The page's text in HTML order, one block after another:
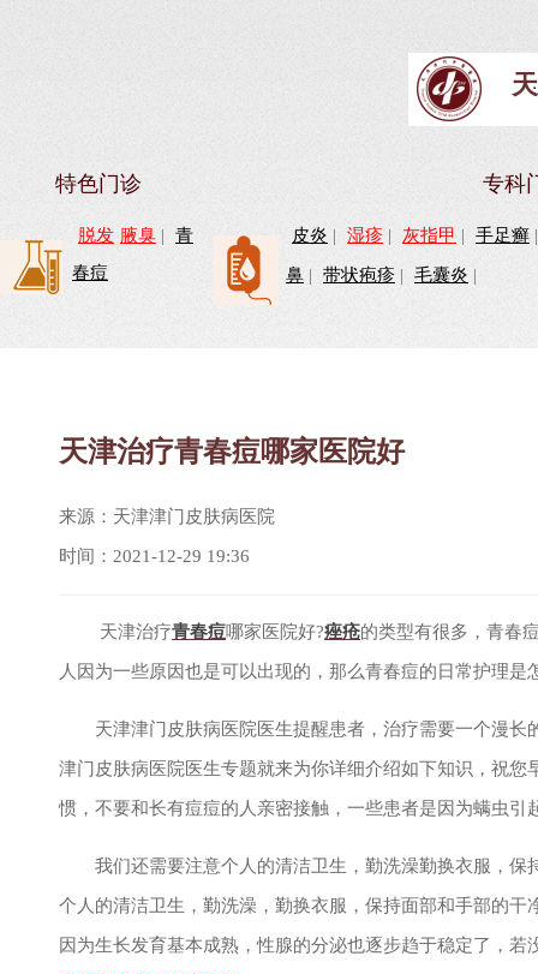
特色门诊
脱发 腋臭 |
青
春痘
专科
皮炎 | 湿疹 | 灰指甲 | 手足癣
鼻 | 带状疱疹 | 毛囊炎 |
天津治疗青春痘哪家医院好
来源：天津津门皮肤病医院
时间：2021-12-29 19:36
天津治疗青春痘哪家医院好?痤疮的类型有很多，青春
人因为一些原因也是可以出现的，那么青春痘的日常护理是
天津津门皮肤病医院医生提醒患者，治疗需要一个漫长
津门皮肤病医院医生专题就来为你详细介绍如下知识，祝
惯，不要和长有痘痘的人亲密接触，一些患者是因为螨虫引
我们还需要注意个人的清洁卫生，勤洗澡勤换衣服，保
个人的清洁卫生，勤洗澡，勤换衣服，保持面部和手部的
因为生长发育基本成熟，性腺的分泌也逐步趋于稳定了，